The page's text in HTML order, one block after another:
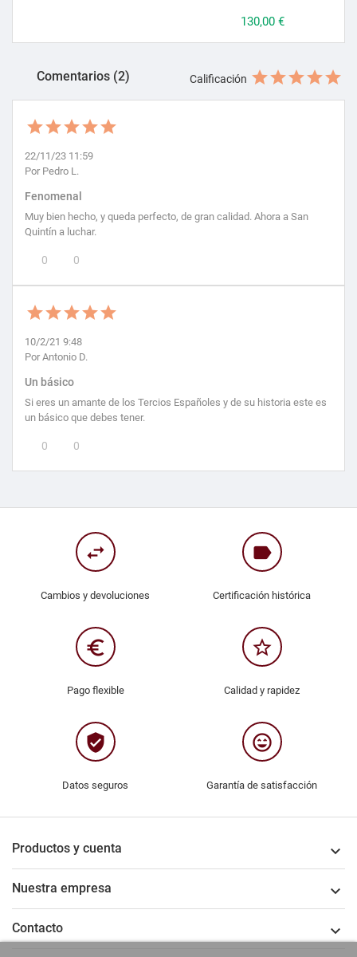
Precio
130,00 €
Comentarios (2) Calificación
22/11/23 11:59
Por Pedro L.
Fenomenal
Muy bien hecho, y queda perfecto, de gran calidad. Ahora a San
Quintín a luchar.
0 0
10/2/21 9:48
Por Antonio D.
Un básico
Si eres un amante de los Tercios Españoles y de su historia este es
un básico que debes tener.
0 0
swap_horiz
Cambios y devoluciones
label
Certificación histórica
euro_symbol
Pago flexible
star_border
Calidad y rapidez
verified_user
Datos seguros
sentiment_very_satisfied
Garantía de satisfacción
Productos y cuenta 
Nuestra empresa 
Contacto 